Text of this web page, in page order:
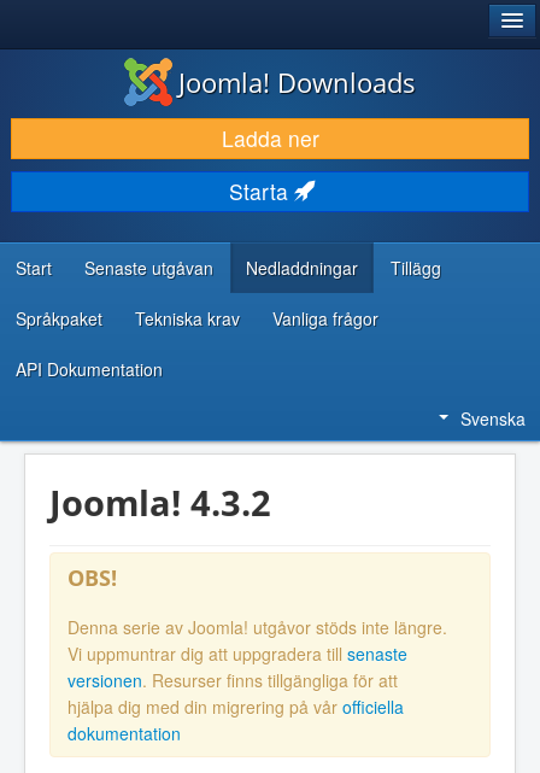
LADDA NER & UTÖKA
UPPTÄCK & LÄR
GEMENSKAP & SUPPORT
RESURSER FÖR UTVECKLARE
Joomla! Downloads
Ladda ner
Starta
Start Senaste utgåvan Nedladdningar Tillägg
Språkpaket Tekniska krav Vanliga frågor
API Dokumentation
Svenska
Joomla! 4.3.2
OBS!
Denna serie av Joomla! utgåvor stöds inte längre.
Vi uppmuntrar dig att uppgradera till senaste
versionen. Resurser finns tillgängliga för att
hjälpa dig med din migrering på vår officiella
dokumentation